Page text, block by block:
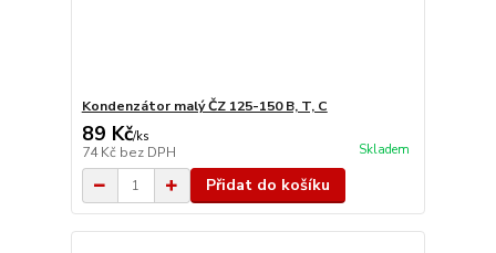
Kondenzátor malý ČZ 125-150 B, T, C
89 Kč/ks
74 Kč bez DPH Skladem
Přidat do košíku